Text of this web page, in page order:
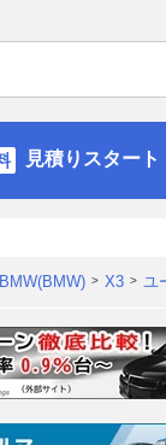
見積りスタート
BMW(BMW) X3 ユ